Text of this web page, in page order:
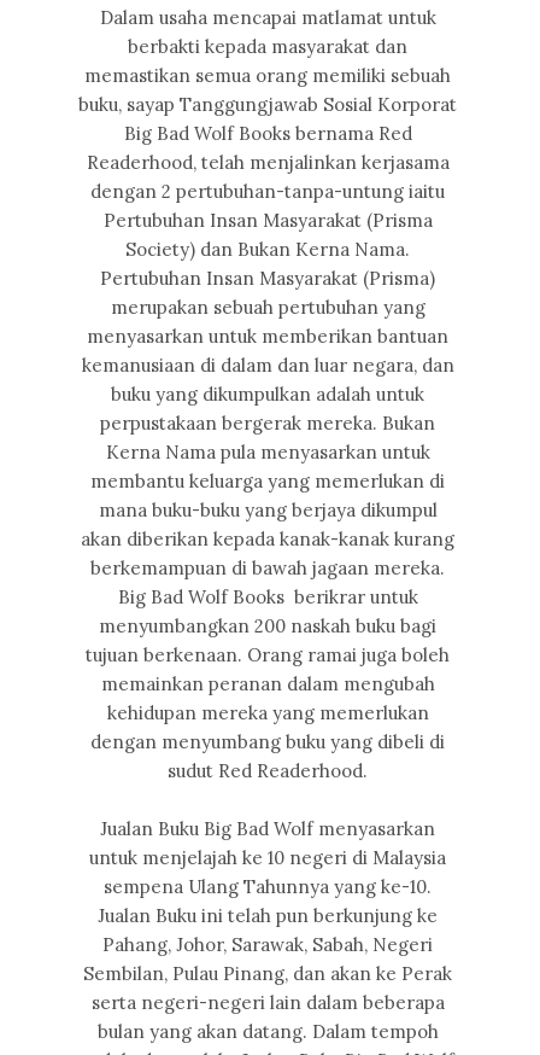
Dalam usaha mencapai matlamat untuk
berbakti kepada masyarakat dan
memastikan semua orang memiliki sebuah
buku, sayap Tanggungjawab Sosial Korporat
Big Bad Wolf Books bernama Red
Readerhood, telah menjalinkan kerjasama
dengan 2 pertubuhan-tanpa-untung iaitu
Pertubuhan Insan Masyarakat (Prisma
Society) dan Bukan Kerna Nama.
Pertubuhan Insan Masyarakat (Prisma)
merupakan sebuah pertubuhan yang
menyasarkan untuk memberikan bantuan
kemanusiaan di dalam dan luar negara, dan
buku yang dikumpulkan adalah untuk
perpustakaan bergerak mereka. Bukan
Kerna Nama pula menyasarkan untuk
membantu keluarga yang memerlukan di
mana buku-buku yang berjaya dikumpul
akan diberikan kepada kanak-kanak kurang
berkemampuan di bawah jagaan mereka.
Big Bad Wolf Books berikrar untuk
menyumbangkan 200 naskah buku bagi
tujuan berkenaan. Orang ramai juga boleh
memainkan peranan dalam mengubah
kehidupan mereka yang memerlukan
dengan menyumbang buku yang dibeli di
sudut Red Readerhood.
Jualan Buku Big Bad Wolf menyasarkan
untuk menjelajah ke 10 negeri di Malaysia
sempena Ulang Tahunnya yang ke-10.
Jualan Buku ini telah pun berkunjung ke
Pahang, Johor, Sarawak, Sabah, Negeri
Sembilan, Pulau Pinang, dan akan ke Perak
serta negeri-negeri lain dalam beberapa
bulan yang akan datang. Dalam tempoh